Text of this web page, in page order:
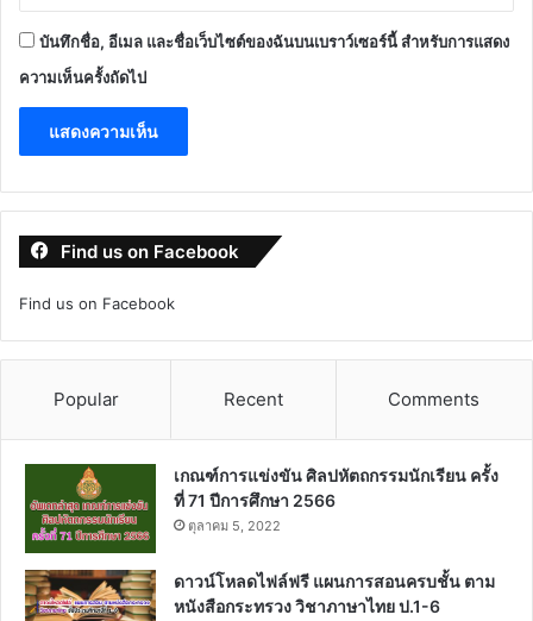
บันทึกชื่อ, อีเมล และชื่อเว็บไซต์ของฉันบนเบราว์เซอร์นี้ สำหรับการแสดง
ความเห็นครั้งถัดไป
Find us on Facebook
Find us on Facebook
Popular Recent Comments
เกณฑ์การแข่งขัน ศิลปหัตถกรรมนักเรียน ครั้ง
ที่ 71 ปีการศึกษา 2566
ตุลาคม 5, 2022
ดาวน์โหลดไฟล์ฟรี แผนการสอนครบชั้น ตาม
หนังสือกระทรวง วิชาภาษาไทย ป.1-6